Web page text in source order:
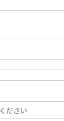
ださい